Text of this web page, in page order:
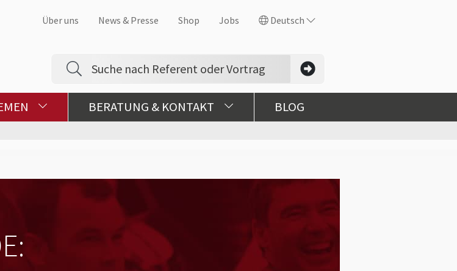
Über uns News & Presse Shop Jobs Deutsch
BERATUNG & KONTAKT BLOG